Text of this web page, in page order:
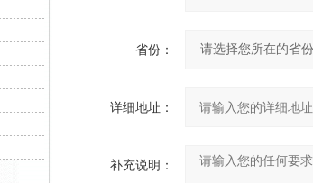
省份：
详细地址：
补充说明：